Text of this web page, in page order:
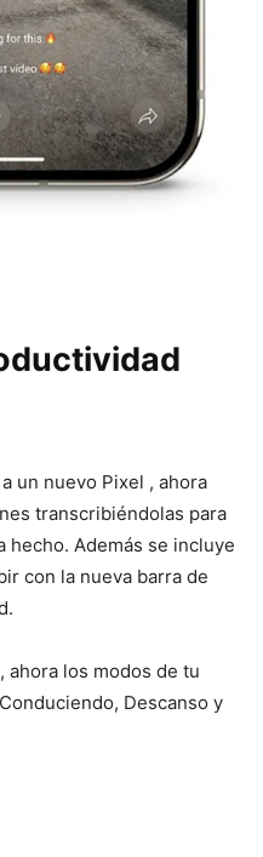
un nuevo Pixel , ahora
transcribiéndolas para
hecho. Además se incluye
con la nueva barra de
ahora los modos de tu
Descanso y